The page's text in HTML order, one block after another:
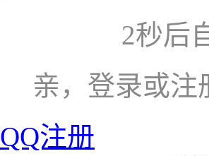
2秒后
亲，登录或注
QQ注册